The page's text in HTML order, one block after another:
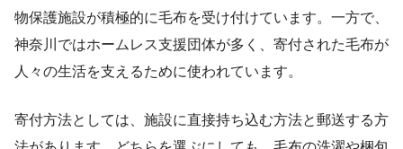
物保護施設が積極的に毛布を受け付けています。一方で、
神奈川ではホームレス支援団体が多く、寄付された毛布が
人々の生活を支えるために使われています。
寄付方法としては、施設に直接持ち込む方法と郵送する方